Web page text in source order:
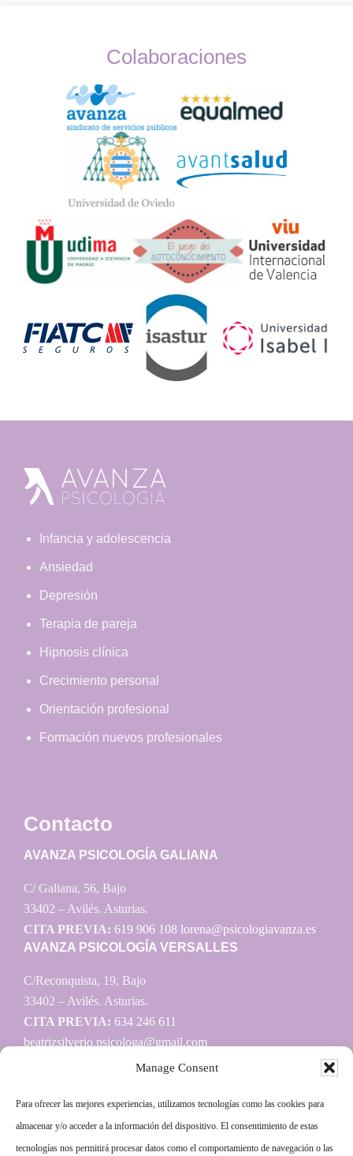
Manage Consent
Para ofrecer las mejores experiencias, utilizamos tecnologías como las cookies para
almacenar y/o acceder a la información del dispositivo. El consentimiento de estas
tecnologías nos permitirá procesar datos como el comportamiento de navegación o las
Widget
Logos
Colaboraciones
Footer
Infancia y adolescencia
Ansiedad
Depresión
Terapia de pareja
Hipnosis clínica
Crecimiento personal
Orientación profesional
Formación nuevos profesionales
Contacto
AVANZA PSICOLOGÍA GALIANA
C/ Galiana, 56, Bajo
33402 – Avilés. Asturias.
CITA PREVIA: 619 906 108 lorena@psicologiavanza.es
AVANZA PSICOLOGÍA VERSALLES
C/Reconquista, 19, Bajo
33402 – Avilés. Asturias.
CITA PREVIA: 634 246 611
beatrizsilverio.psicologa@gmail.com
Información